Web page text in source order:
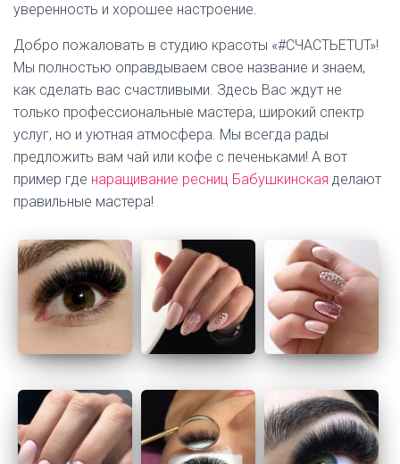
уверенность и хорошее настроение.
Добро пожаловать в студию красоты «#СЧАСТЬЕTUT»!
Мы полностью оправдываем свое название и знаем,
как сделать вас счастливыми. Здесь Вас ждут не
только профессиональные мастера, широкий спектр
услуг, но и уютная атмосфера. Мы всегда рады
предложить вам чай или кофе с печеньками! А вот
пример где наращивание ресниц Бабушкинская делают
правильные мастера!